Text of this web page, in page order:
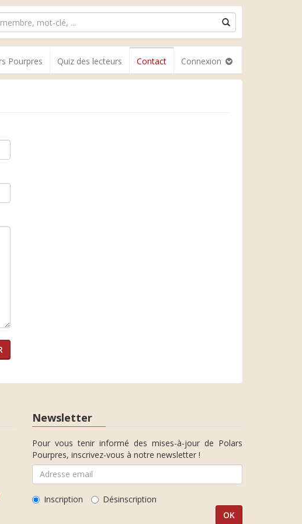
Pourpres Quiz des lecteurs Contact Connexion
Newsletter
Pour vous tenir informé des mises-à-jour de Polars
Pourpres, inscrivez-vous à notre newsletter !
Inscription Désinscription